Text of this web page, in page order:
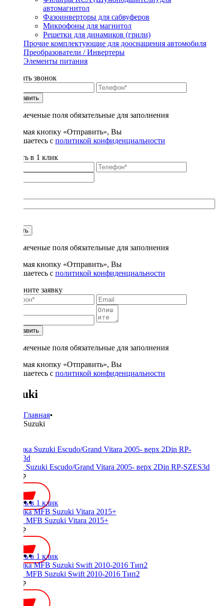
автомагнитол
Фазоинверторы для сабвуферов
Микрофоны для магнитол
Решетки для динамиков (грили)
Прочие комплектующие для дооснащения автомобиля
Преобразователи / Инвертеры
Элементы питания
Заказать звонок
Отправить
* - отмеченые поля обязательные для заполнения
Нажимая кнопку «Отправить», Вы
соглашаетесь с политикой конфиденциальности
Купить в 1 клик
Купить
* - отмеченые поля обязательные для заполнения
Нажимая кнопку «Отправить», Вы
соглашаетесь с политикой конфиденциальности
Заполните заявку
Отправить
* - отмеченые поля обязательные для заполнения
Нажимая кнопку «Отправить», Вы
соглашаетесь с политикой конфиденциальности
Suzuki
Главная•
Suzuki
Рамка Suzuki Escudo/Grand Vitara 2005- верх 2Din RP-SZES3d
1000 ₽
Купить в 1 клик
Рамка MFB Suzuki Vitara 2015+
2000 ₽
Купить в 1 клик
Рамка MFB Suzuki Swift 2010-2016 Тип2
2000 ₽